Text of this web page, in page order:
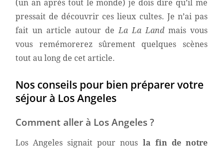
(un an après tout le monde) je dois dire qu’il me
pressait de découvrir ces lieux cultes. Je n’ai pas
fait un article autour de La La Landmais vous
vous remémorerez sûrement quelques scènes
tout au long de cet article.
Nos conseils pour bien préparer votre
séjour à Los Angeles
Comment aller à Los Angeles ?
Los Angeles signait pour nous la fin de notre